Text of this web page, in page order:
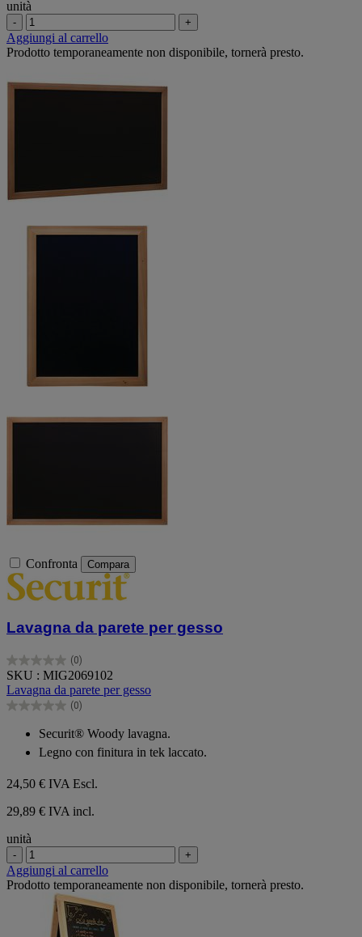
unità
- +
Aggiungi al carrello
Prodotto temporaneamente non disponibile, tornerà presto.
Confronta Compara
Lavagna da parete per gesso
(0)
0.0
su
5
stelle.
SKU : MIG2069102
Lavagna da parete per gesso
(0)
0.0
stelle.
Securit® Woody lavagna.
Legno con finitura in tek laccato.
24,50 € IVA Escl.
29,89 € IVA incl.
unità
- +
Aggiungi al carrello
Prodotto temporaneamente non disponibile, tornerà presto.